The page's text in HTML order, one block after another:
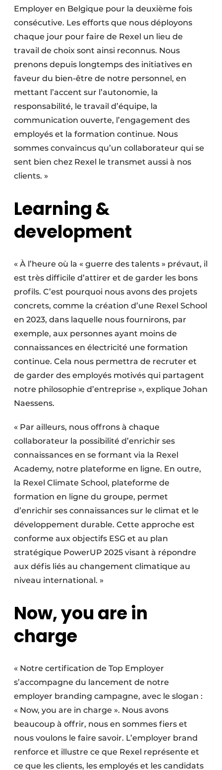
Employer en Belgique pour la deuxième fois
consécutive. Les efforts que nous déployons
chaque jour pour faire de Rexel un lieu de
travail de choix sont ainsi reconnus. Nous
prenons depuis longtemps des initiatives en
faveur du bien-être de notre personnel, en
mettant l’accent sur l’autonomie, la
responsabilité, le travail d’équipe, la
communication ouverte, l’engagement des
employés et la formation continue. Nous
sommes convaincus qu’un collaborateur qui se
sent bien chez Rexel le transmet aussi à nos
clients. »
Learning &
development
« À l’heure où la « guerre des talents » prévaut, il
est très difficile d’attirer et de garder les bons
profils. C’est pourquoi nous avons des projets
concrets, comme la création d’une Rexel School
en 2023, dans laquelle nous fournirons, par
exemple, aux personnes ayant moins de
connaissances en électricité une formation
continue. Cela nous permettra de recruter et
de garder des employés motivés qui partagent
notre philosophie d’entreprise », explique Johan
Naessens.
« Par ailleurs, nous offrons à chaque
collaborateur la possibilité d’enrichir ses
connaissances en se formant via la Rexel
Academy, notre plateforme en ligne. En outre,
la Rexel Climate School, plateforme de
formation en ligne du groupe, permet
d’enrichir ses connaissances sur le climat et le
développement durable. Cette approche est
conforme aux objectifs ESG et au plan
stratégique PowerUP 2025 visant à répondre
aux défis liés au changement climatique au
niveau international. »
Now, you are in
charge
« Notre certification de Top Employer
s’accompagne du lancement de notre
employer branding campagne, avec le slogan :
« Now, you are in charge ». Nous avons
beaucoup à offrir, nous en sommes fiers et
nous voulons le faire savoir. L’employer brand
renforce et illustre ce que Rexel représente et
ce que les clients, les employés et les candidats